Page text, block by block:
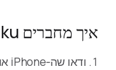
איך מחברים Roku